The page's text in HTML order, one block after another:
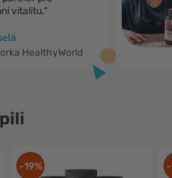
vitalitu."
HealthyWorld
-19%